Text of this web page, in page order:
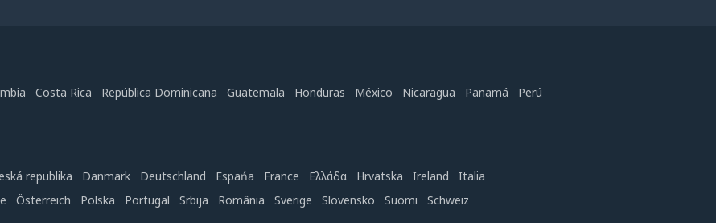
Costa Rica República Dominicana Guatemala Honduras México Nicaragua Panamá
Perú
republika Danmark Deutschland Espańa France Ελλάδα Hrvatska Ireland
Italia
Österreich Polska Portugal Srbija România Sverige Slovensko Suomi
Schweiz